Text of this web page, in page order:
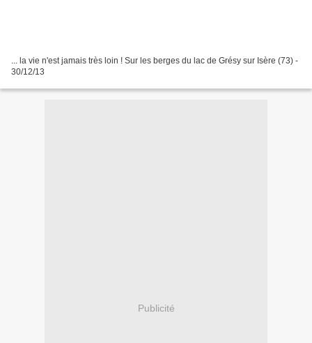
... la vie n'est jamais très loin ! Sur les berges du lac de Grésy sur Isère (73) -
30/12/13
Publicité